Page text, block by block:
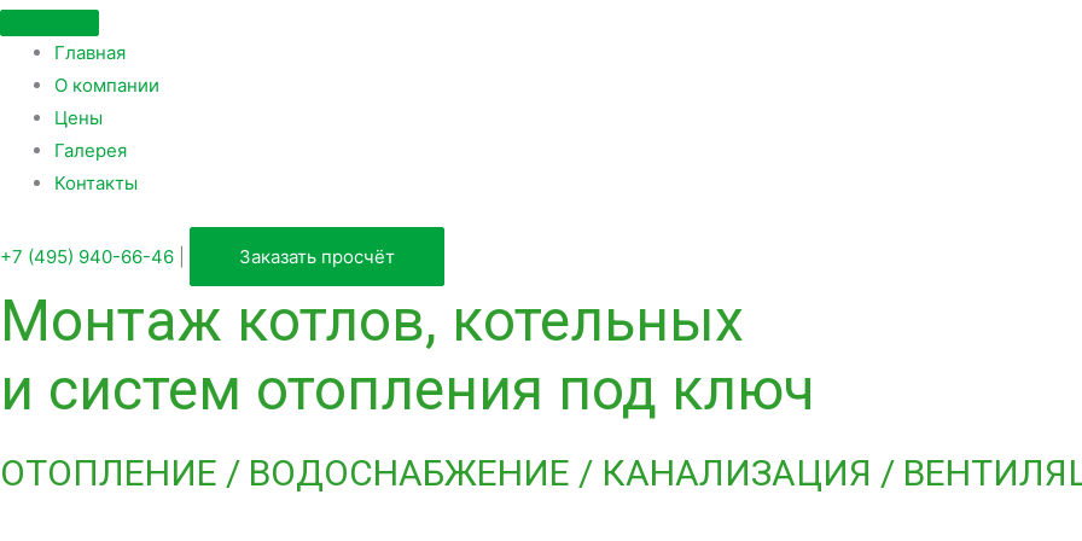
Главная
О компании
Цены
Галерея
Контакты
+7 (495) 940-66-46 Заказать просчёт
Монтаж котлов, котельных
и систем отопления под ключ
ОТОПЛЕНИЕ / ВОДОСНАБЖЕНИЕ / КАНАЛИЗАЦИЯ /